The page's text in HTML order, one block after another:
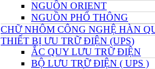
NGUỒN ORIENT
NGUỒN PHỔ THÔNG
CHỮ NHÔM CÔNG NGHỆ HÀN
THIẾT BỊ ƯU TRỮ ĐIỆN (UPS)
ẮC QUY LƯU TRỮ ĐIỆN
BỘ LƯU TRỮ ĐIỆN ( UPS )